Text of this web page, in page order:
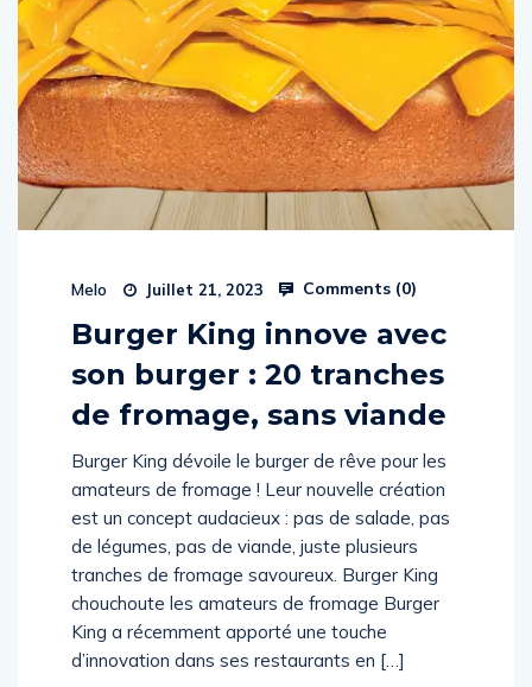
Melo Juillet 21, 2023 Comments (0)
Burger King innove avec
son burger : 20 tranches
de fromage, sans viande
Burger King dévoile le burger de rêve pour les
amateurs de fromage ! Leur nouvelle création
est un concept audacieux : pas de salade, pas
de légumes, pas de viande, juste plusieurs
tranches de fromage savoureux. Burger King
chouchoute les amateurs de fromage Burger
King a récemment apporté une touche
d’innovation dans ses restaurants en […]